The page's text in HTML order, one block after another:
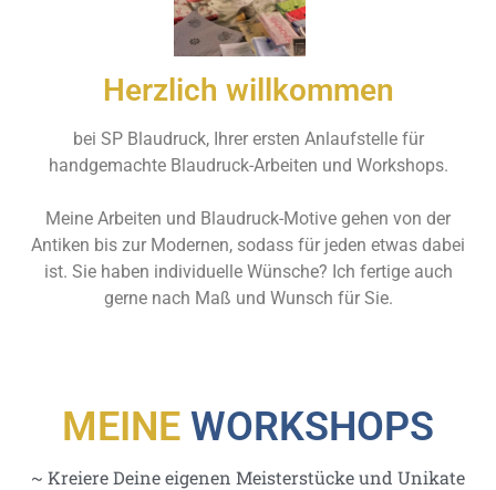
Herzlich willkommen
bei SP Blaudruck, Ihrer ersten Anlaufstelle für
handgemachte Blaudruck-Arbeiten und Workshops.
Meine Arbeiten und Blaudruck-Motive gehen von der
Antiken bis zur Modernen, sodass für jeden etwas dabei
ist. Sie haben individuelle Wünsche? Ich fertige auch
gerne nach Maß und Wunsch für Sie.
MEINE WORKSHOPS
~ Kreiere Deine eigenen Meisterstücke und Unikate